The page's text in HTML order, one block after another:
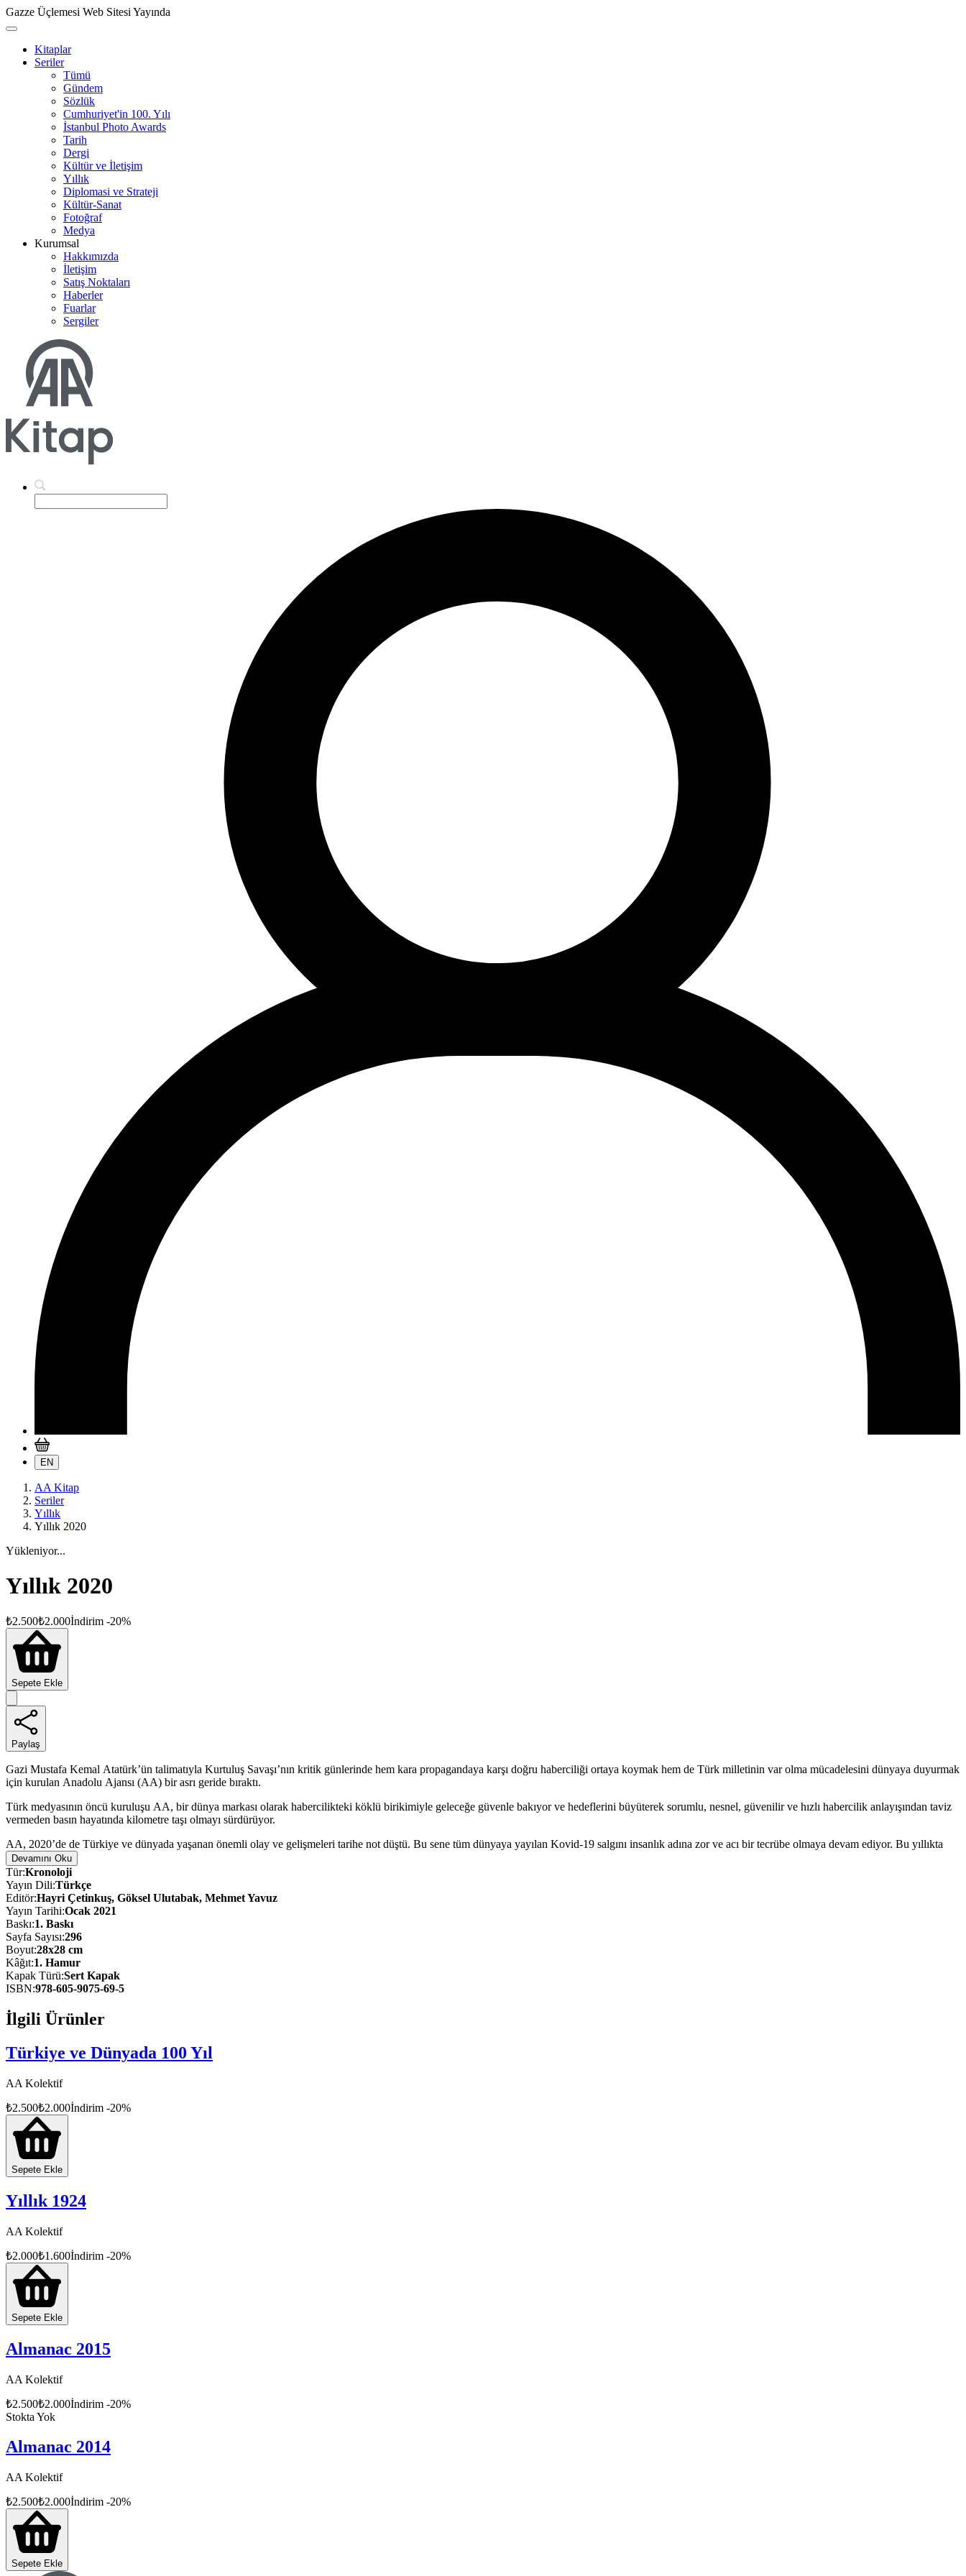
Gazze Üçlemesi Web Sitesi Yayında
Kitaplar
Seriler
Tümü
Gündem
Sözlük
Cumhuriyet'in 100. Yılı
İstanbul Photo Awards
Tarih
Dergi
Kültür ve İletişim
Yıllık
Diplomasi ve Strateji
Kültür-Sanat
Fotoğraf
Medya
Kurumsal
Hakkımızda
İletişim
Satış Noktaları
Haberler
Fuarlar
Sergiler
EN
AA Kitap
Seriler
Yıllık
Yıllık 2020
Yükleniyor...
Yıllık 2020
₺2.500₺2.000İndirim -20%
Sepete Ekle
Paylaş
Gazi Mustafa Kemal Atatürk’ün talimatıyla Kurtuluş Savaşı’nın kritik günlerinde hem kara propagandaya karşı doğru haberciliği ortaya koymak hem de Türk milletinin var olma mücadelesini dünyaya duyurmak
için kurulan Anadolu Ajansı (AA) bir asrı geride bıraktı.
Türk medyasının öncü kuruluşu AA, bir dünya markası olarak habercilikteki köklü birikimiyle geleceğe güvenle bakıyor ve hedeflerini büyüterek sorumlu, nesnel, güvenilir ve hızlı habercilik anlayışından taviz
vermeden basın hayatında kilometre taşı olmayı sürdürüyor.
AA, 2020’de de Türkiye ve dünyada yaşanan önemli olay ve gelişmeleri tarihe not düştü. Bu sene tüm dünyaya yayılan Kovid-19 salgını insanlık adına zor ve acı bir tecrübe olmaya devam ediyor. Bu yıllıkta
hem Türkiye’nin bu salgına karşı sergilediği örnek mücadelesine hem ülkemiz ve dünyadaki diğer önemli olay ve gelişmelere tüm veçheleriyle yer veriliyor.
Devamını Oku
Tür:Kronoloji
Yayın Dili:Türkçe
Editör:Hayri Çetinkuş, Göksel Ulutabak, Mehmet Yavuz
Yayın Tarihi:Ocak 2021
Baskı:1. Baskı
Sayfa Sayısı:296
Boyut:28x28 cm
Kâğıt:1. Hamur
Kapak Türü:Sert Kapak
ISBN:978-605-9075-69-5
İlgili Ürünler
Türkiye ve Dünyada 100 Yıl
AA Kolektif
₺2.500₺2.000İndirim -20%
Sepete Ekle
Yıllık 1924
AA Kolektif
₺2.000₺1.600İndirim -20%
Sepete Ekle
Almanac 2015
AA Kolektif
₺2.500₺2.000İndirim -20%
Stokta Yok
Almanac 2014
AA Kolektif
₺2.500₺2.000İndirim -20%
Sepete Ekle